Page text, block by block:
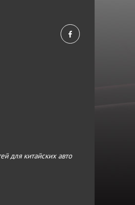
для китайских авто